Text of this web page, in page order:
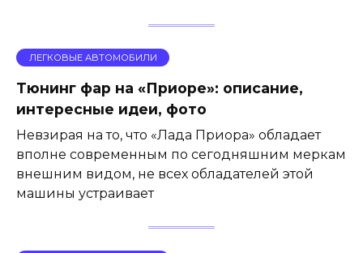
ЛЕГКОВЫЕ АВТОМОБИЛИ
Тюнинг фар на «Приоре»: описание,
интересные идеи, фото
Невзирая на то, что «Лада Приора» обладает
вполне современным по сегодняшним меркам
внешним видом, не всех обладателей этой
машины устраивает